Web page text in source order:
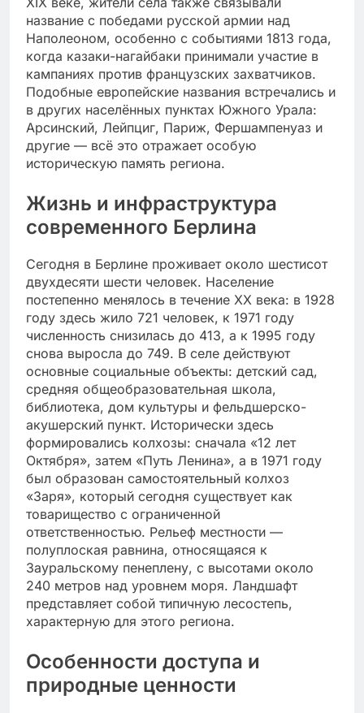
название с победами русской армии над
Наполеоном, особенно с событиями 1813 года,
когда казаки-нагайбаки принимали участие в
кампаниях против французских захватчиков.
Подобные европейские названия встречались и
в других населённых пунктах Южного Урала:
Арсинский, Лейпциг, Париж, Фершампенуаз и
другие — всё это отражает особую
историческую память региона.
Жизнь и инфраструктура
современного Берлина
Сегодня в Берлине проживает около шестисот
двухдесяти шести человек. Население
постепенно менялось в течение XX века: в 1928
году здесь жило 721 человек, к 1971 году
численность снизилась до 413, а к 1995 году
снова выросла до 749. В селе действуют
основные социальные объекты: детский сад,
средняя общеобразовательная школа,
библиотека, дом культуры и фельдшерско-
акушерский пункт. Исторически здесь
формировались колхозы: сначала «12 лет
Октября», затем «Путь Ленина», а в 1971 году
был образован самостоятельный колхоз
«Заря», который сегодня существует как
товарищество с ограниченной
ответственностью. Рельеф местности —
полуплоская равнина, относящаяся к
Зауральскому пенеплену, с высотами около
240 метров над уровнем моря. Ландшафт
представляет собой типичную лесостепь,
характерную для этого региона.
Особенности доступа и
природные ценности